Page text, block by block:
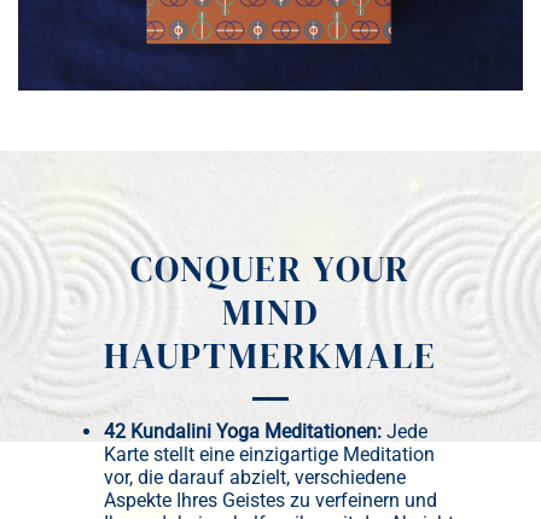
CONQUER YOUR
MIND
HAUPTMERKMALE
42 Kundalini Yoga Meditationen:Jede
Karte stellt eine einzigartige Meditation
vor, die darauf abzielt, verschiedene
Aspekte Ihres Geistes zu verfeinern und